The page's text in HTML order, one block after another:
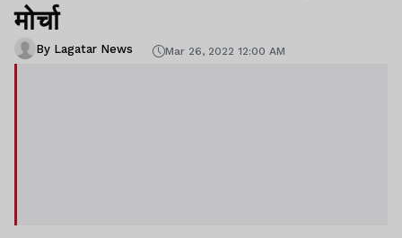
मोर्चा
By Lagatar News Mar 26, 2022 12:00 AM